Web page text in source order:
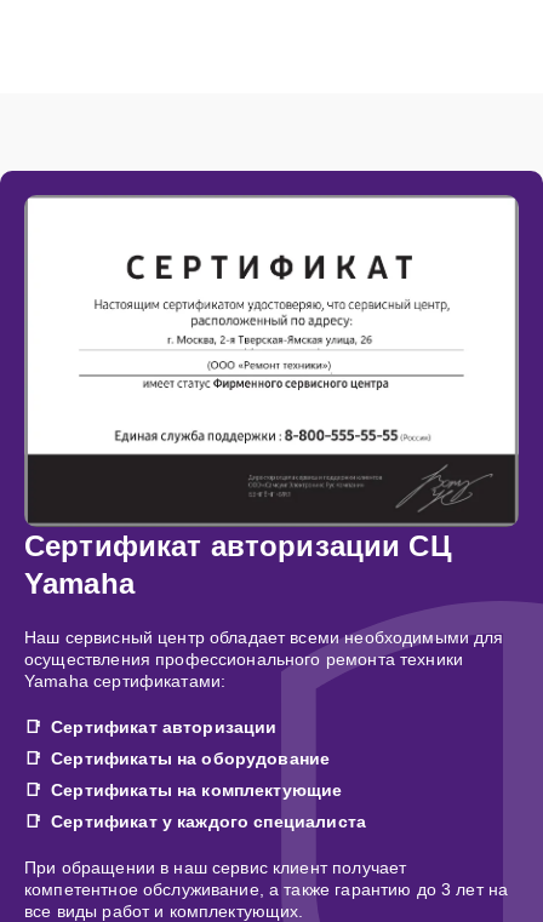
Сертификат авторизации СЦ
Yamaha
Наш сервисный центр обладает всеми необходимыми для
осуществления профессионального ремонта техники
Yamaha сертификатами:
Сертификат авторизации
Сертификаты на оборудование
Сертификаты на комплектующие
Сертификат у каждого специалиста
При обращении в наш сервис клиент получает
компетентное обслуживание, а также гарантию до 3 лет на
все виды работ и комплектующих.